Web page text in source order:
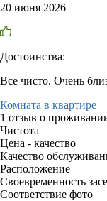
20 июня 2026
Достоинства:
Все чисто. Очень
Комната в квартире
1 отзыв о
Чистота
Цена - качество
Качество
Расположение
Своевременность
Соответствие фото